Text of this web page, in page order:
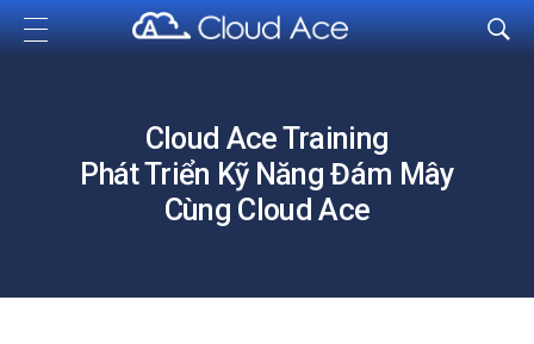
Cloud Ace
Nhà cung cấp giải pháp trên GCP cho doanh nghiệp
Cloud Ace Training
Phát Triển Kỹ Năng Đám Mây
Cùng Cloud Ace